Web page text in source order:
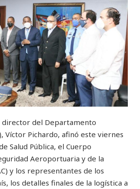
director del Departamento
Víctor Pichardo, afinó este viernes
Salud Pública, el Cuerpo
Aeroportuaria y de la
y los representantes de los
los detalles finales de la logística a